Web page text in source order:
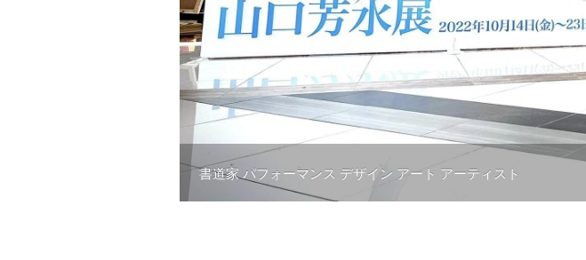
書道家 パフォーマンス デザイン アート アーティスト